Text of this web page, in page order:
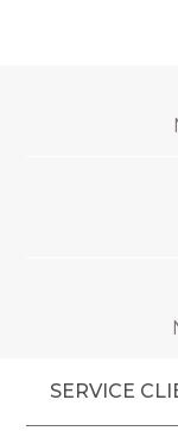
SERVICE